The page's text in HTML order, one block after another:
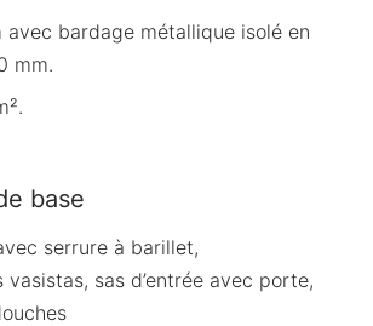
avec bardage métallique isolé en
mm.
base
serrure à barillet,
vasistas, sas d’entrée avec porte,